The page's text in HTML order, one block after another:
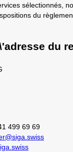
sélectionnés,
du
du
499 69 69